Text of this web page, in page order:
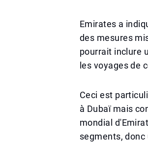
Emirates a
des mesures
pourrait inclure
les voyages de
Ceci est
à Dubaï mais
mondial
segments,